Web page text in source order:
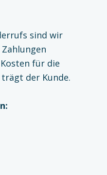
sind wir
für die
der Kunde.